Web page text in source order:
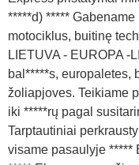
*****d) *****
motociklus, buitinę
LIETUVA - EUROPA -
bal*****s, europaletes,
žoliapjoves. Teikiame
iki *****rų pagal
Tarptautiniai
visame pasaulyje *****